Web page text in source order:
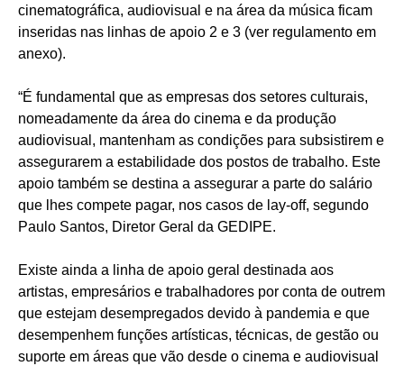
cinematográfica, audiovisual e na área da música ficam
inseridas nas linhas de apoio 2 e 3 (ver regulamento em
anexo).
“É fundamental que as empresas dos setores culturais,
nomeadamente da área do cinema e da produção
audiovisual, mantenham as condições para subsistirem e
assegurarem a estabilidade dos postos de trabalho. Este
apoio também se destina a assegurar a parte do salário
que lhes compete pagar, nos casos de lay-off, segundo
Paulo Santos, Diretor Geral da GEDIPE.
Existe ainda a linha de apoio geral destinada aos
artistas, empresários e trabalhadores por conta de outrem
que estejam desempregados devido à pandemia e que
desempenhem funções artísticas, técnicas, de gestão ou
suporte em áreas que vão desde o cinema e audiovisual